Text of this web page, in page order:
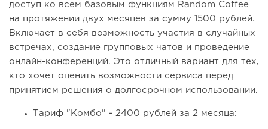
доступ ко всем базовым функциям Random Coffee
на протяжении двух месяцев за сумму 1500 рублей.
Включает в себя возможность участия в случайных
встречах, создание групповых чатов и проведение
онлайн-конференций. Это отличный вариант для тех,
кто хочет оценить возможности сервиса перед
принятием решения о долгосрочном использовании.
Тариф "Комбо" - 2400 рублей за 2 месяца: